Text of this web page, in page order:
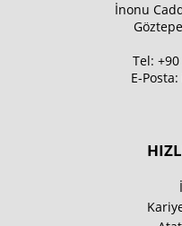
İnonu
Tel:
E-Posta: